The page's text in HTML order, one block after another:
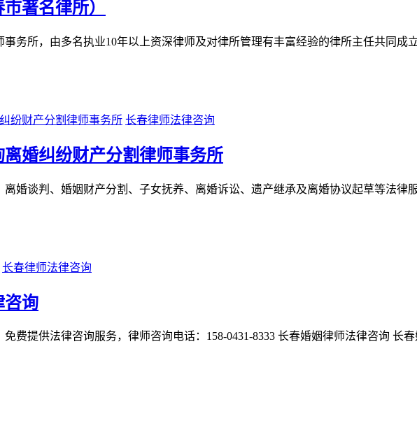
著名律所）
务所，由多名执业10年以上资深律师及对律所管理有丰富经验的律所主任共同
长春律师法律咨询
婚纠纷财产分割律师事务所
婚谈判、婚姻财产分割、子女抚养、离婚诉讼、遗产继承及离婚协议起草等法律
长春律师法律咨询
咨询
费提供法律咨询服务，律师咨询电话：158-0431-8333 长春婚姻律师法律咨询 长